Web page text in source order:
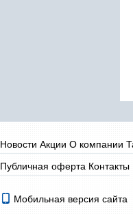
Новости Акции О компании
Публичная оферта Контакты
Мобильная версия сайта